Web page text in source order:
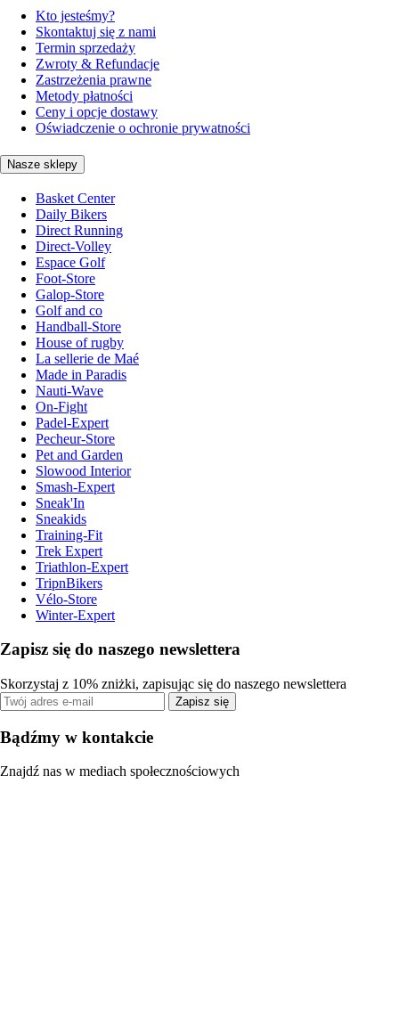
Kto jesteśmy?
Skontaktuj się z nami
Termin sprzedaży
Zwroty & Refundacje
Zastrzeżenia prawne
Metody płatności
Ceny i opcje dostawy
Oświadczenie o ochronie prywatności
Nasze sklepy
Basket Center
Daily Bikers
Direct Running
Direct-Volley
Espace Golf
Foot-Store
Galop-Store
Golf and co
Handball-Store
House of rugby
La sellerie de Maé
Made in Paradis
Nauti-Wave
On-Fight
Padel-Expert
Pecheur-Store
Pet and Garden
Slowood Interior
Smash-Expert
Sneak'In
Sneakids
Training-Fit
Trek Expert
Triathlon-Expert
TripnBikers
Vélo-Store
Winter-Expert
Zapisz się do naszego newslettera
Skorzystaj z 10% zniżki, zapisując się do naszego newslettera
Zapisz się
Bądźmy w kontakcie
Znajdź nas w mediach społecznościowych